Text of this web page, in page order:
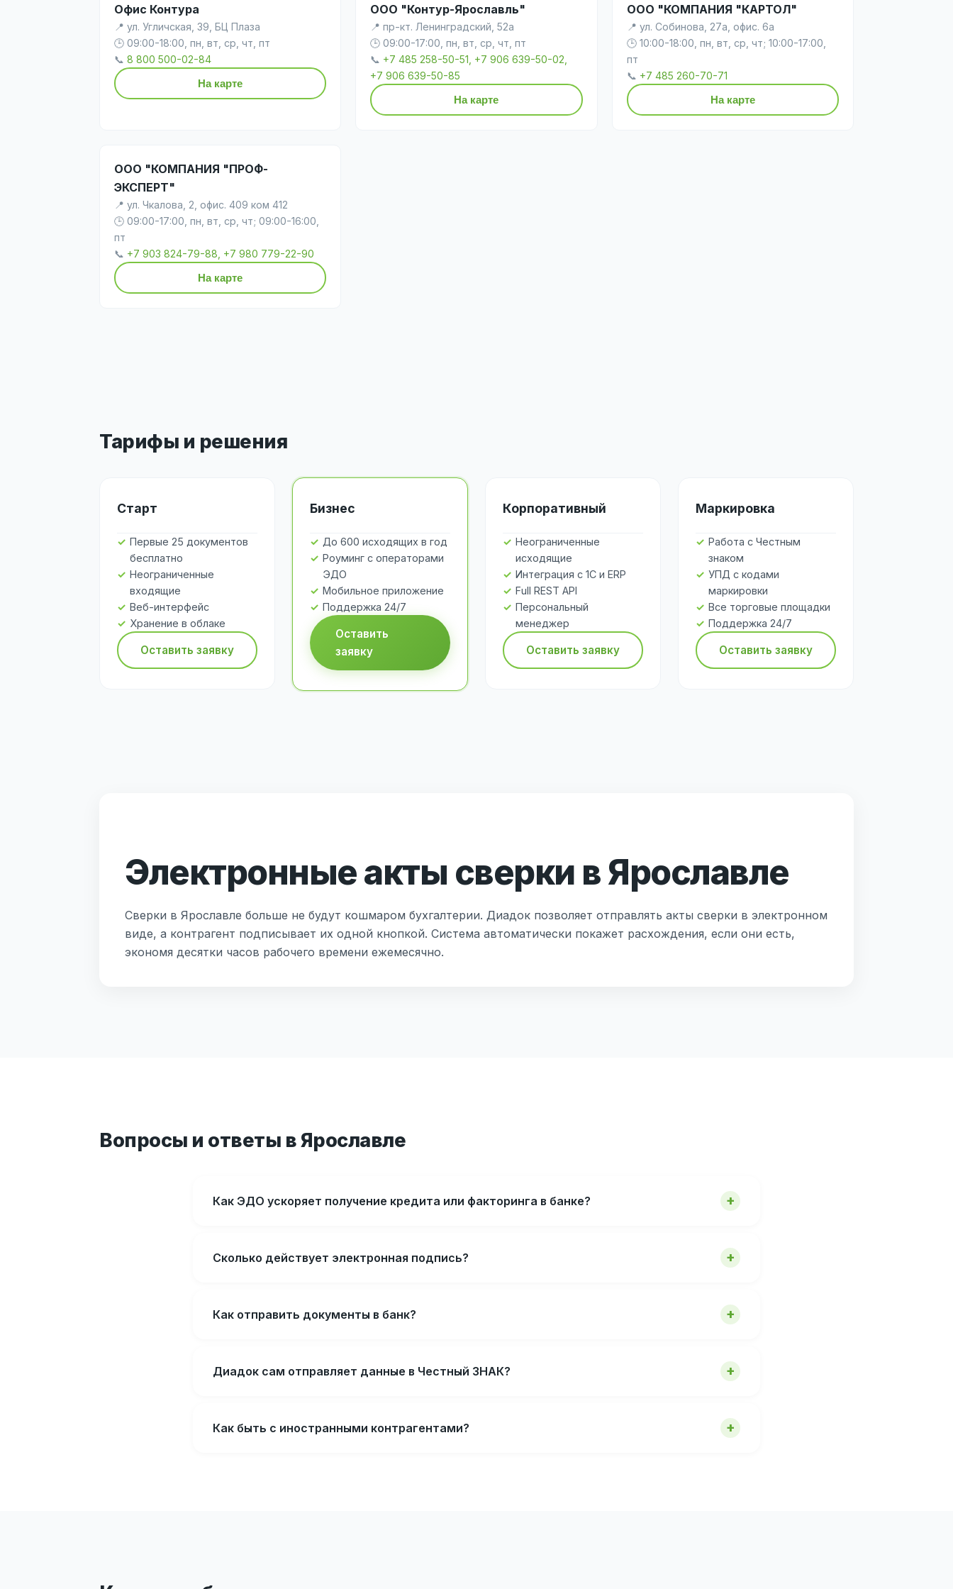
Офис Контура
📍 ул. Угличская, 39, БЦ Плаза
🕒 09:00-18:00, пн, вт, ср, чт, пт
📞 8 800 500-02-84
На карте
ООО "Контур-Ярославль"
📍 пр-кт. Ленинградский, 52а
🕒 09:00-17:00, пн, вт, ср, чт, пт
📞 +7 485 258-50-51, +7 906 639-50-02,
+7 906 639-50-85
На карте
ООО "КОМПАНИЯ "КАРТОЛ"
📍 ул. Собинова, 27а, офис. 6а
🕒 10:00-18:00, пн, вт, ср, чт; 10:00-17:00,
пт
📞 +7 485 260-70-71
На карте
ООО "КОМПАНИЯ "ПРОФ-
ЭКСПЕРТ"
📍 ул. Чкалова, 2, офис. 409 ком 412
🕒 09:00-17:00, пн, вт, ср, чт; 09:00-16:00,
пт
📞 +7 903 824-79-88, +7 980 779-22-90
На карте
Тарифы и решения
Старт
Первые 25 документов
бесплатно
Неограниченные
входящие
Веб-интерфейс
Хранение в облаке
Оставить заявку
Бизнес
До 600 исходящих в год
Роуминг с операторами
ЭДО
Мобильное приложение
Поддержка 24/7
Оставить
заявку
Корпоративный
Неограниченные
исходящие
Интеграция с 1С и ERP
Full REST API
Персональный
менеджер
Оставить заявку
Маркировка
Работа с Честным
знаком
УПД с кодами
маркировки
Все торговые площадки
Поддержка 24/7
Оставить заявку
Электронные акты сверки в Ярославле
Сверки в Ярославле больше не будут кошмаром бухгалтерии. Диадок позволяет отправлять акты сверки в электронном
виде, а контрагент подписывает их одной кнопкой. Система автоматически покажет расхождения, если они есть,
экономя десятки часов рабочего времени ежемесячно.
Вопросы и ответы в Ярославле
Как ЭДО ускоряет получение кредита или факторинга в банке?
Сколько действует электронная подпись?
Как отправить документы в банк?
Диадок сам отправляет данные в Честный ЗНАК?
Как быть с иностранными контрагентами?